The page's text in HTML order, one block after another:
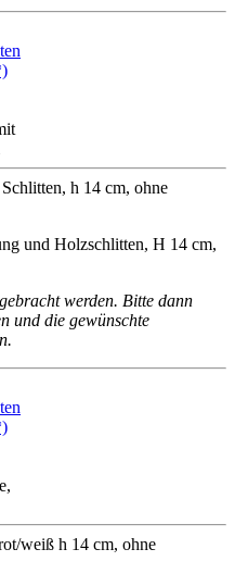
h 14 cm, ohne
und Holzschlitten, H 14 cm,
werden. Bitte dann
und die gewünschte
weiß h 14 cm, ohne